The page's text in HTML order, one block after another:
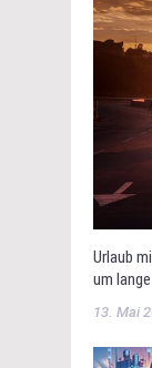
Urlaub
um
13. Mai